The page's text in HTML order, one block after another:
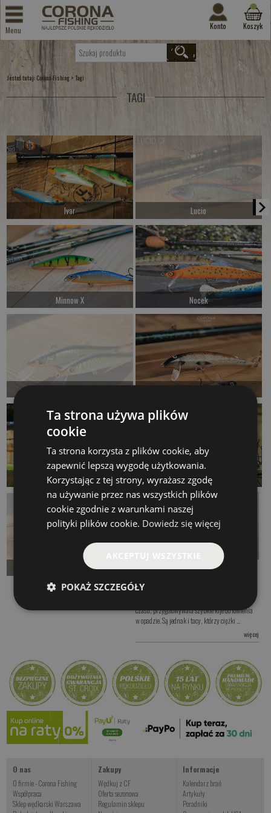
Menu Konto Koszyk
Jesteś tutaj: Corona-Fishing >Tagi
TAGI
Ivar
od 57.00 PLN
Kup teraz >
Lucio
Czekamy na dostawę
Kup teraz >
Minnow X
od 72.00 PLN
Nocek
od 67.00 PLN
Kup teraz >
Kup teraz >
Rollo
od 54.00 PLN
Kup teraz >
Rollo SDR
od 47.00 PLN
Kup teraz >
Czekamy na dostawę
Kup teraz >
Sandacz z płytkiej wody
tych wędkarzy, którzy polują na sandacze.
czasu, przygotowywała szybkie kije do łowienia
w opadzie. Są jednak i tacy, którzy ciężki ...
więcej
O nas
O firmie - Corona Fishing
Współpraca
Sklep wędkarski Warszawa
Zakupy
Wędkuj z CF
Oferta sezonowa
Regulamin sklepu
Informacje
Kalendarz brań
Artykuły
Poradniki
Ta strona używa plików
cookie
Ta strona korzysta z plików cookie, aby
zapewnić lepszą wygodę użytkowania.
Korzystając z tej strony, wyrażasz zgodę
na używanie przez nas wszystkich plików
cookie zgodnie z warunkami naszej
polityki plików cookie. Dowiedz się więcej
AKCEPTUJ WSZYSTKIE
POKAŻ SZCZEGÓŁY